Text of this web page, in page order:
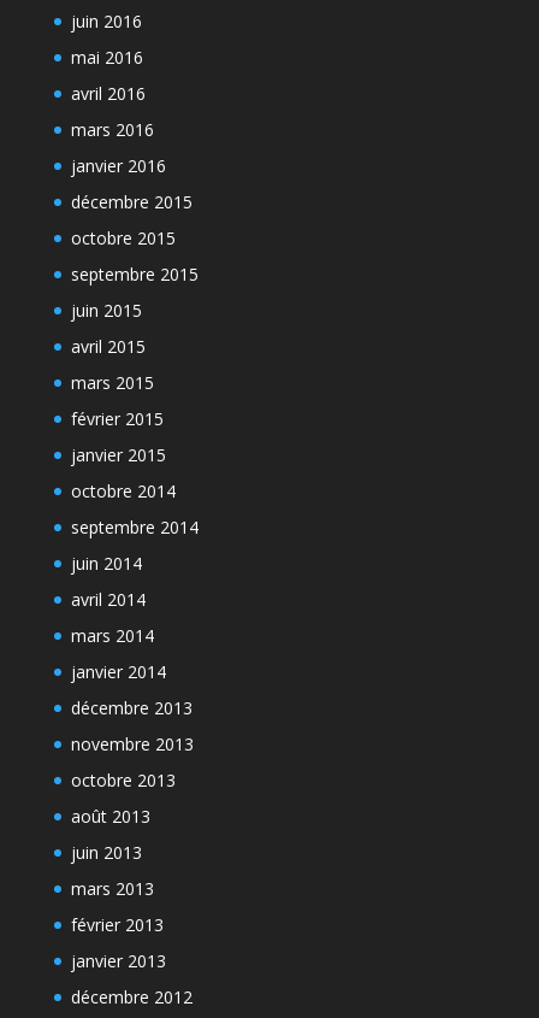
juin 2016
mai 2016
avril 2016
mars 2016
janvier 2016
décembre 2015
octobre 2015
septembre 2015
juin 2015
avril 2015
mars 2015
février 2015
janvier 2015
octobre 2014
septembre 2014
juin 2014
avril 2014
mars 2014
janvier 2014
décembre 2013
novembre 2013
octobre 2013
août 2013
juin 2013
mars 2013
février 2013
janvier 2013
décembre 2012